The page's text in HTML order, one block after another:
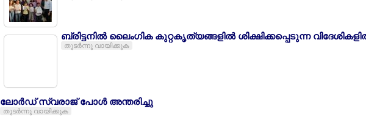
ബ്രിട്ടനില്‍ ലൈംഗിക കുറ്റകൃത്യങ്ങളില്‍ ശിക്ഷിക്കപ്പെടുന്ന
തുടര്‍ന്നു വായിക്കുക
ലോര്‍ഡ് സ്വരാജ് പോള്‍ അന്തരിച്ചു
തുടര്‍ന്നു വായിക്കുക